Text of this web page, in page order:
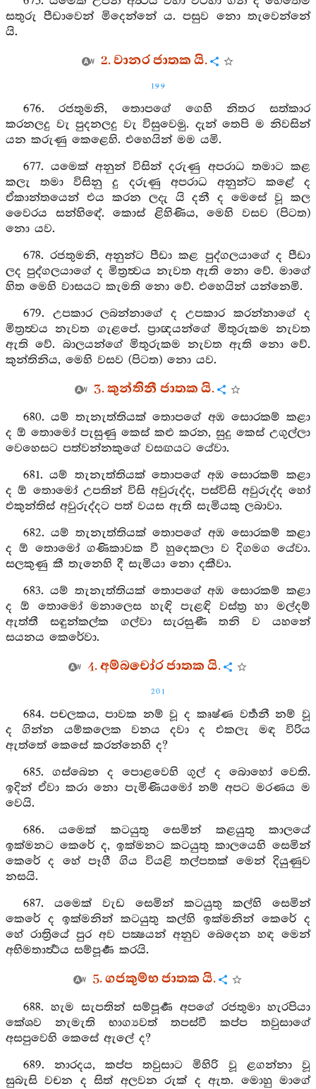
සතුරු පීඩාවෙන් මිදෙන්නේ ය. පසුව නො තැවෙන්නේ
යි.
2. වානර ජාතක යි.
199
676. රජතුමනි, තොපගේ ගෙහි නිතර සත්කාර
කරනලදු වැ පුදනලදු වැ විසුවෙමු. දැන් තෙපි ම නිවසින්
යන කරුණු කෙළෙහි. එහෙයින් මම යමි.
677. යමෙක් අනුන් විසින් දරුණු අපරාධ තමාට කළ
කලැ තමා විසිනු දු දරුණු අපරාධ අනුන්ට කළේ ද
ඒකාන්තයෙන් එය කරන ලදැ යි දනී ද මෙසේ වූ කල
වෛරය සන්හිඳේ. කොස් ළිහිණිය, මෙහි වසව (පිටත)
නො යව.
678. රජතුමනි, අනුන්ට පීඩා කළ පුද්ගලයාගේ ද පීඩා
ලද පුද්ගලයාගේ ද මිත්‍රත්‍වය නැවත ඇති නො වේ. මාගේ
හිත මෙහි වාසයට කැමති නො වේ. එහෙයින් යන්නෙමි.
679. උපකාර ලබන්නාගේ ද උපකාර කරන්නාගේ ද
මිත්‍රත්‍වය නැවත ගැළපේ. ප්‍රාඥයන්ගේ මිතුරුකම නැවත
ඇති වේ. බාලයන්ගේ මිතුරුකම නැවත ඇති නො වේ.
කුන්තිනිය, මෙහි වසව (පිටත) නො යව.
3. කුන්තිනී ජාතක යි.
680. යම් තැනැත්තියක් තොපගේ අඹ සොරකම් කළා
ද ඕ තොමෝ පැසුණු කෙස් කළු කරන, සුදු කෙස් උගුල්ලා
වෙහෙසට පත්වන්නකුගේ වසඟයට යේවා.
681. යම් තැනැත්තියක් තොපගේ අඹ සොරකම් කළා
ද ඕ තොමෝ උපතින් විසි අවුරුද්ද, පස්විසි අවුරුද්ද හෝ
එකුන්තිස් අවුරුද්දට පත් වයස ඇති සැමියකු ලබාවා.
682. යම් තැනැත්තියක් තොපගේ අඹ සොරකම් කළා
ද ඕ තොමෝ ගණිකාවක වී හුදෙකලා ව දිගමග යේවා.
සලකුණු කී තැනෙහි දී සැමියා නො දකීවා.
683. යම් තැනැත්තියක් තොපගේ අඹ සොරකම් කළා
ද ඕ තොමෝ මනාලෙස හැඳි පැළඳි වස්ත්‍ර හා මල්දම්
ඇත්තී සඳුන්කල්ක ගල්වා සැරසුණී තනි ව යහනේ
සයනය කෙරේවා.
4. අම්බචෝර ජාතක යි.
201
684. පචලකය, පාවක නම් වූ ද කෘෂ්ණ වර්‍තනී නම් වූ
ද ගින්න යම්කලෙක වනය දවා ද එකලැ මඳ විරිය
ඇත්තේ කෙසේ කරන්නෙහි ද?
685. ගස්බෙන ද පොළවෙහි ගුල් ද බොහෝ වෙති.
ඉදින් ඒවා කරා නො පැමිණියමෝ නම් අපට මරණය ම
වෙයි.
686. යමෙක් කටයුතු සෙමින් කළයුතු කාලයේ
ඉක්මනට කෙරේ ද, ඉක්මනට කටයුතු කාලයෙහි සෙමින්
කෙරේ ද හේ පෑගී ගිය වියළි තල්පතක් මෙන් දියුණුව
නසයි.
687. යමෙක් වැඩ සෙමින් කටයුතු කල්හි සෙමින්
කෙරේ ද ඉක්මනින් කටයුතු කල්හි ඉක්මනින් කෙරේ ද
හේ රාත්‍රියේ පුර අව පක්‍ෂයන් අනුව බෙදෙන හඳ මෙන්
අභිමතාර්‍ත්‍ථය සම්පූර්‍ණ කරයි.
5. ගජකුම්භ ජාතක යි.
688. හැම සැපතින් සම්පූර්‍ණ අපගේ රජතුමා හැරපියා
කේශව නැමැති භාග්‍යවත් තපස්වී කප්ප තවුසාගේ
අසපුවෙහි කෙසේ ඇලේ ද?
689. නාරදය, කප්ප තවුසාට මිහිරි වූ ළගන්නා වූ
සුබැසි වචන ද සිත් අලවන රුක් ද ඇත. මොහු මාගේ